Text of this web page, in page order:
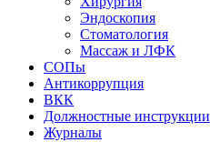
Эндоскопия
Стоматология
Массаж и ЛФК
СОПы
Антикоррупция
ВКК
Должностные инструкции
Журналы